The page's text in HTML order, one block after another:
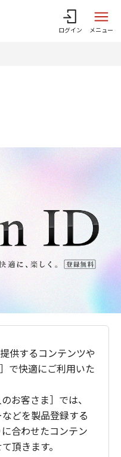
ログイン メニュー
供するコンテンツや
で快適にご利用いた
お客さま］では、
どを製品登録する
合わせたコンテン
頂きます。